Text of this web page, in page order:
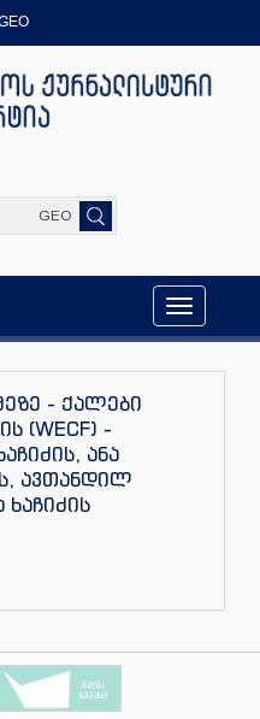
GEO
Toggle
navigation
- ქალები
(WECF) -
ანა
ავთანდილ
ხაჩიძის